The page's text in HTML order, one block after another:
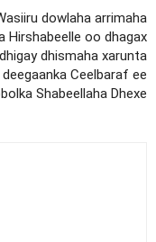
dowlaha arrimaha
Hirshabeelle oo dhagax
dhigay dhismaha xarunta
deegaanka Ceelbaraf ee
Shabeellaha Dhexe